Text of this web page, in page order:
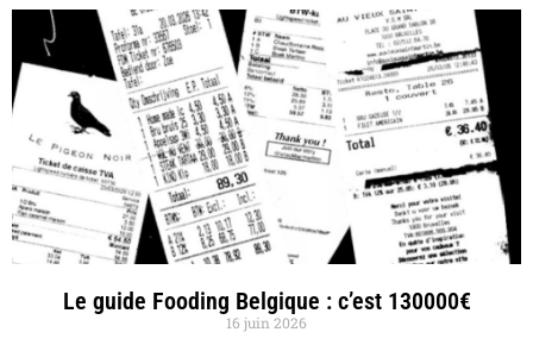
Le guide Fooding Belgique : c’est 130000€
16 juin 2026